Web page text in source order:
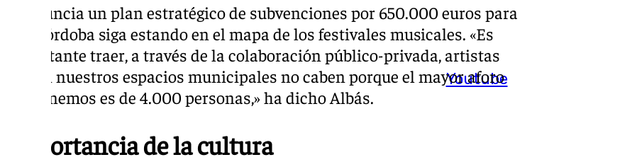
Youtube
Se anuncia un plan estratégico de subvenciones por 650.000 euros para
que Córdoba siga estando en el mapa de los festivales musicales. «Es
importante traer, a través de la colaboración público-privada, artistas
que en nuestros espacios municipales no caben porque el mayor aforo
que tenemos es de 4.000 personas,» ha dicho Albás.
Importancia de la cultura